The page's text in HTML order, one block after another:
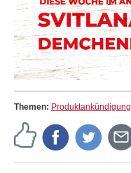
Themen: Produktankündigung